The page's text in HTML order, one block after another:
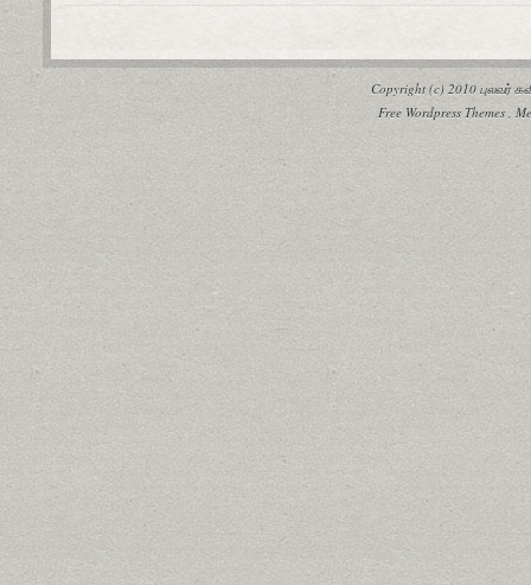
Copyright (c) 2010 புலவர்
Free Wordpress Themes ,